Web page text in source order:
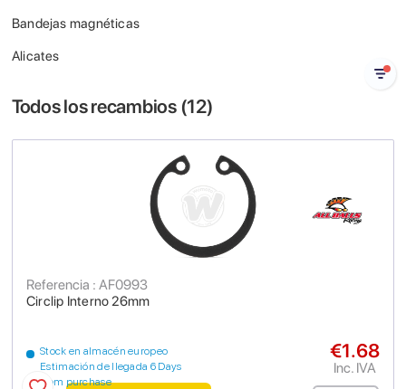
Bandejas magnéticas
Alicates
Todos los recambios (12)
Circlip Interno 26mm
Referencia : AF0993
Stock en almacén europeo
Estimación de llegada 6 Days
from purchase
€1.68
Inc. IVA